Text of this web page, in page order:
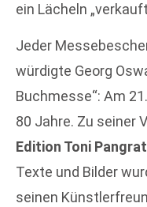
ein Lächeln
Jeder
würdigte Georg
Buchmesse“: Am
80 Jahre. Zu seiner
Edition Toni
Texte und Bilder
seinen